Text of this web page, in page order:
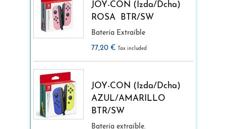
JOY-CON (Izda/Dcha)
ROSA BTR/SW
Batería Extraíble
77,20 €
Tax included
JOY-CON (Izda/Dcha)
AZUL/AMARILLO
BTR/SW
Batería extraíble.